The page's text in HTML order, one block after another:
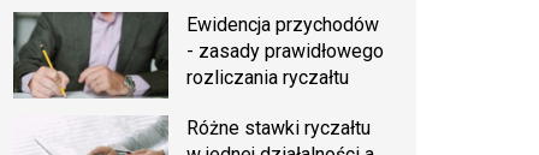
Ewidencja przychodów
- zasady prawidłowego
rozliczania ryczałtu
Różne stawki ryczałtu